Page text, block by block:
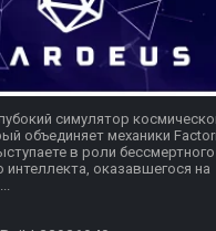
симулятор
объединяет механики
в роли бессмертного
интеллекта, оказавшегося на